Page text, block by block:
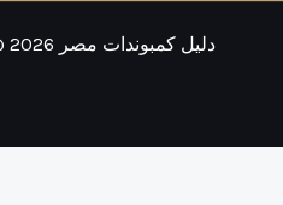
@ 2026 دليل كمبوندات مصر